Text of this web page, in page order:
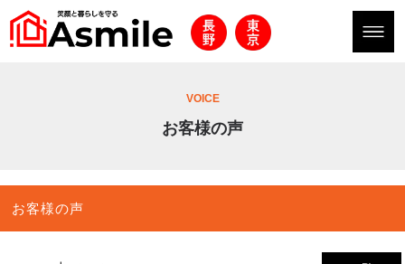
VOICE
お客様の声
お客様の声